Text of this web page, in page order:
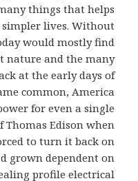
things that helps
lives. Without
would mostly find
nature and the many
at the early days of
common, America
for even a single
Edison when
to turn it back on
grown dependent on
profile electrical